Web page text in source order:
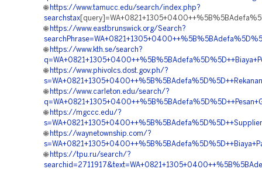
🌐 https://www.tamucc.edu/search/index.php?
searchstax
🌐 https://www.eastbrunswick.org/Search?
🌐 https://www.kth.se/search?
🌐 https://www.phivolcs.dost.gov.ph/?
🌐 https://www.carleton.edu/search/?
🌐 https://mgccc.edu/?
🌐 https://waynetownship.com/?
🌐 https://tpu.ru/search/?